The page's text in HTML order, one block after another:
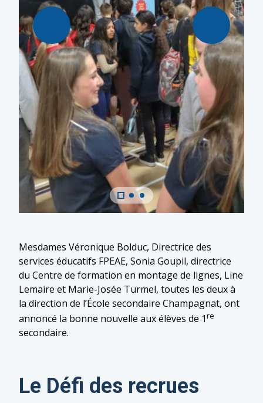
Mesdames Véronique Bolduc, Directrice des
services éducatifs FPEAE, Sonia Goupil, directrice
du Centre de formation en montage de lignes, Line
Lemaire et Marie-Josée Turmel, toutes les deux à
la direction de l’École secondaire Champagnat, ont
annoncé la bonne nouvelle aux élèves de 1re
secondaire.
Le Défi des recrues